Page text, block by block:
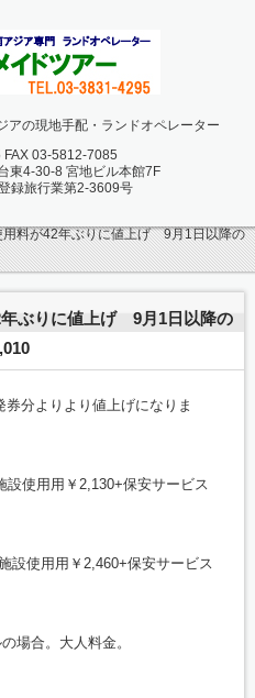
アの現地手配・ランドオペレーター
FAX 03-5812-7085
東4-30-8 宮地ビル本館7F
録旅行業第2-3609号
用料が42年ぶりに値上げ 9月1日以降の
ぶりに値上げ 9月1日以降の
分よりより値上げになりま
使用用￥2,130+保安サービス
使用用￥2,460+保安サービス
場合。大人料金。